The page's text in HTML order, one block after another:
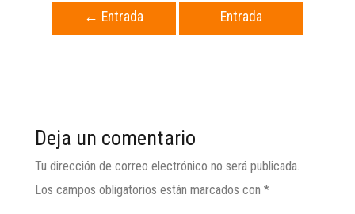
← Entrada
Entrada
Deja un comentario
Tu dirección de correo electrónico no será publicada.
Los campos obligatorios están marcados con *